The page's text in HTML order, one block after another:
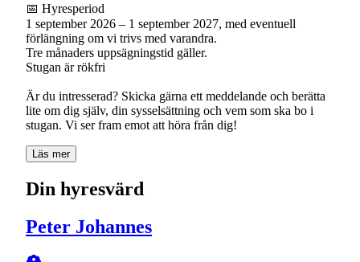
📅 Hyresperiod
1 september 2026 – 1 september 2027, med eventuell
förlängning om vi trivs med varandra.
Tre månaders uppsägningstid gäller.
Stugan är rökfri
Är du intresserad? Skicka gärna ett meddelande och berätta
lite om dig själv, din sysselsättning och vem som ska bo i
stugan. Vi ser fram emot att höra från dig!
Läs mer
Din hyresvärd
Peter Johannes